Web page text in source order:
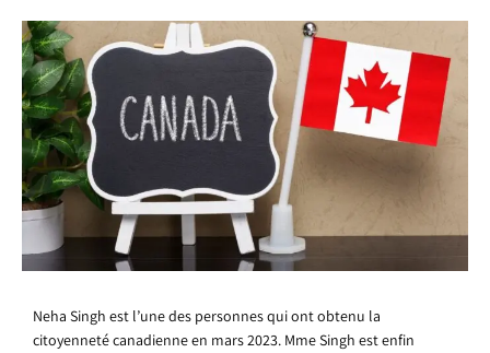
Neha Singh est l’une des personnes qui ont obtenu la
citoyenneté canadienne en mars 2023. Mme Singh est enfin